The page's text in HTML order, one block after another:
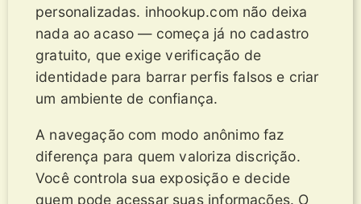
personalizadas. inhookup.com não deixa
nada ao acaso — começa já no cadastro
gratuito, que exige verificação de
identidade para barrar perfis falsos e criar
um ambiente de confiança.
A navegação com modo anônimo faz
diferença para quem valoriza discrição.
Você controla sua exposição e decide
quem pode acessar suas informações. O